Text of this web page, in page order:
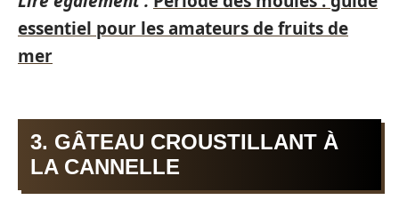
essentiel pour les amateurs de fruits de
mer
3. GÂTEAU CROUSTILLANT À
LA CANNELLE